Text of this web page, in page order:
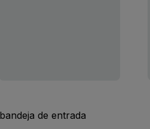
de entrada